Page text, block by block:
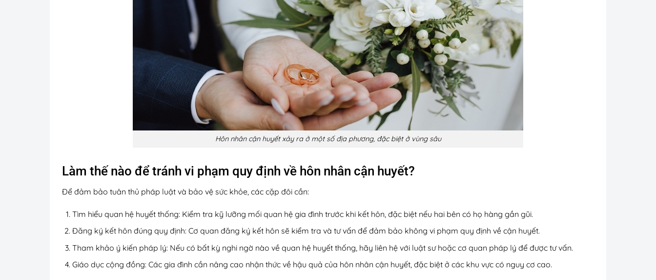
Hôn nhân cận huyết xảy ra ở một số địa phương, đặc biệt ở vùng sâu
Làm thế nào để tránh vi phạm quy định về hôn nhân cận huyết?
Để đảm bảo tuân thủ pháp luật và bảo vệ sức khỏe, các cặp đôi cần:
Tìm hiểu quan hệ huyết thống: Kiểm tra kỹ lưỡng mối quan hệ gia đình trước khi kết hôn, đặc biệt nếu hai bên có họ hàng gần gũi.
Đăng ký kết hôn đúng quy định: Cơ quan đăng ký kết hôn sẽ kiểm tra và tư vấn để đảm bảo không vi phạm quy định về cận huyết.
Tham khảo ý kiến pháp lý: Nếu có bất kỳ nghi ngờ nào về quan hệ huyết thống, hãy liên hệ với luật sư hoặc cơ quan pháp lý để được tư vấn.
Giáo dục cộng đồng: Các gia đình cần nâng cao nhận thức về hậu quả của hôn nhân cận huyết, đặc biệt ở các khu vực có nguy cơ cao.